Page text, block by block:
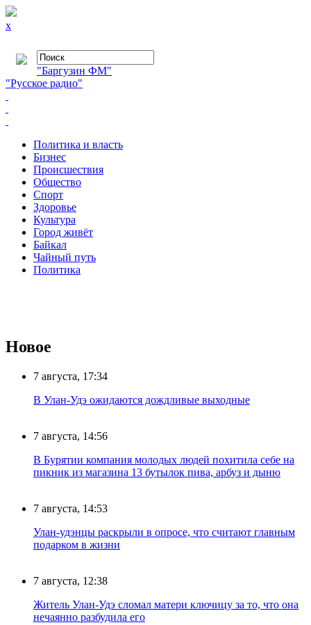
x
"Баргузин ФМ"
"Русское радио"
Политика и власть
Бизнес
Происшествия
Общество
Cпорт
Здоровье
Культура
Город живёт
Байкал
Чайный путь
Политика
Новое
7 августа, 17:34
В Улан-Удэ ожидаются дождливые выходные
7 августа, 14:56
В Бурятии компания молодых людей похитила себе на
пикник из магазина 13 бутылок пива, арбуз и дыню
7 августа, 14:53
Улан-удэнцы раскрыли в опросе, что считают главным
подарком в жизни
7 августа, 12:38
Житель Улан-Удэ сломал матери ключицу за то, что она
нечаянно разбудила его